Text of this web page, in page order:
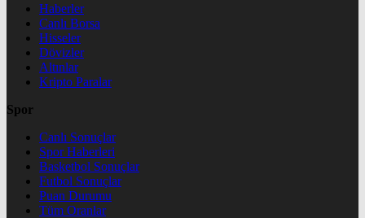
Haberler
Canlı Borsa
Hisseler
Dövizler
Altınlar
Kripto Paralar
Spor
Canlı Sonuçlar
Spor Haberleri
Basketbol Sonuçlar
Futbol Sonuçlar
Puan Durumu
Tüm Oranlar